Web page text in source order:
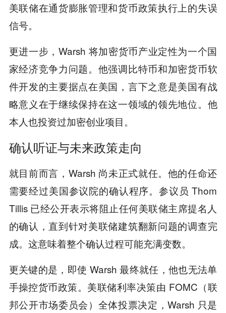
美联储在通货膨胀管理和货币政策执行上的失误
信号。
更进一步，Warsh 将加密货币产业定性为一个国
家经济竞争力问题。他强调比特币和加密货币软
件开发的主要据点在美国，言下之意是美国有战
略意义在于继续保持在这一领域的领先地位。他
本人也投资过加密创业项目。
确认听证与未来政策走向
就目前而言，Warsh 尚未正式就任。他的任命还
需要经过美国参议院的确认程序。参议员 Thom
Tillis 已经公开表示将阻止任何美联储主席提名人
的确认，直到针对美联储建筑翻新问题的调查完
成。这意味着整个确认过程可能充满变数。
更关键的是，即使 Warsh 最终就任，他也无法单
手操控货币政策。美联储利率决策由 FOMC（联
邦公开市场委员会）全体投票决定，Warsh 只是